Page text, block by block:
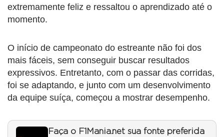
extremamente feliz e ressaltou o aprendizado até o
momento.
O início de campeonato do estreante não foi dos
mais fáceis, sem conseguir buscar resultados
expressivos. Entretanto, com o passar das corridas,
foi se adaptando, e junto com um desenvolvimento
da equipe suíça, começou a mostrar desempenho.
Faça o F1Mania.net sua fonte preferida